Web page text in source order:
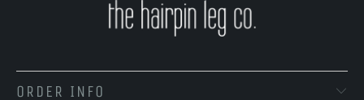
ORDER INFO